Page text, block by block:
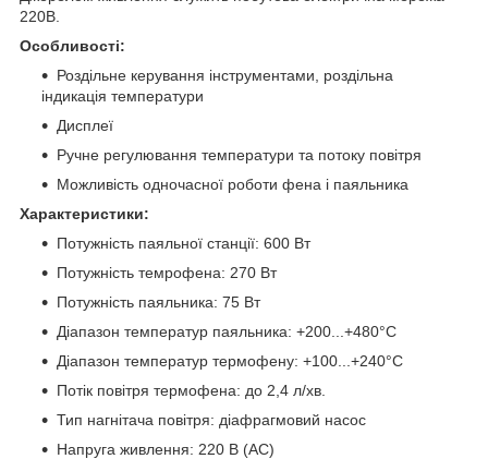
220В.
Особливості:
Роздільне керування інструментами, роздільна
індикація температури
Дисплеї
Ручне регулювання температури та потоку повітря
Можливість одночасної роботи фена і паяльника
Характеристики:
Потужність паяльної станції: 600 Вт
Потужність темрофена: 270 Вт
Потужність паяльника: 75 Вт
Діапазон температур паяльника: +200...+480°C
Діапазон температур термофену: +100...+240°C
Потік повітря термофена: до 2,4 л/хв.
Тип нагнітача повітря: діафрагмовий насос
Напруга живлення: 220 В (АС)